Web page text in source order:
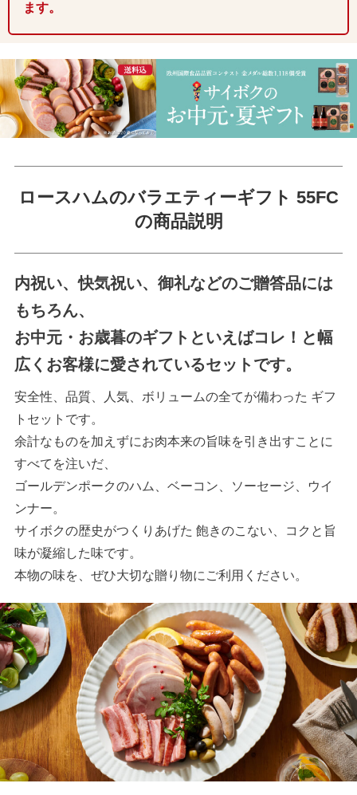
ます。
ロースハムのバラエティーギフト 55FC
の商品説明
内祝い、快気祝い、御礼などのご贈答品には
もちろん、
お中元・お歳暮のギフトといえばコレ！と幅
広くお客様に愛されているセットです。
安全性、品質、人気、ボリュームの全てが備わった ギフ
トセットです。
余計なものを加えずにお肉本来の旨味を引き出すことに
すべてを注いだ、
ゴールデンポークのハム、ベーコン、ソーセージ、ウイ
ンナー。
サイボクの歴史がつくりあげた 飽きのこない、コクと旨
味が凝縮した味です。
本物の味を、ぜひ大切な贈り物にご利用ください。